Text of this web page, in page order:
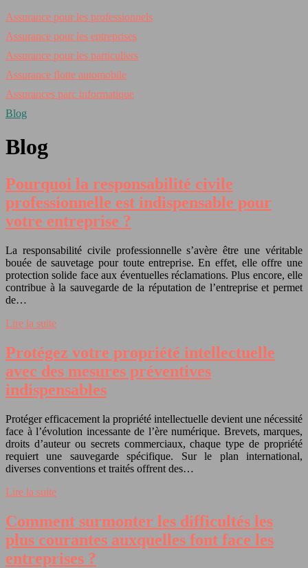
Assurance pour les professionnels
Assurance pour les entreprises
Assurance pour les particuliers
Assurance flotte automobile
Assurances parc informatique
Blog
Blog
Pourquoi la responsabilité civile
professionnelle est indispensable pour
votre entreprise ?
La responsabilité civile professionnelle s’avère être une véritable
bouée de sauvetage pour toute entreprise. En effet, elle offre une
protection solide face aux éventuelles réclamations. Plus encore, elle
contribue à la sauvegarde de la réputation de l’entreprise et permet
de…
Lire la suite
Protégez votre propriété intellectuelle
avec des mesures préventives
indispensables
Protéger efficacement la propriété intellectuelle devient une nécessité
face à l’évolution incessante de l’ère numérique. Brevets, marques,
droits d’auteur ou secrets commerciaux, chaque type de propriété
requiert une sauvegarde spécifique. Sur le plan international,
diverses conventions et traités offrent des…
Lire la suite
Comment surmonter les difficultés les
plus courantes auxquelles font face les
entreprises ?